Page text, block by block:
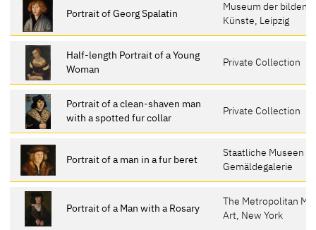
Portrait of Georg Spalatin
Museum der
Künste, Leipzig
Half-length Portrait of a Young
Woman
Private Collection
Portrait of a clean-shaven man
with a spotted fur collar
Private Collection
Portrait of a man in a fur beret
Staatliche Museen
Gemäldegalerie
Portrait of a Man with a Rosary
The Metropolitan
Art, New York